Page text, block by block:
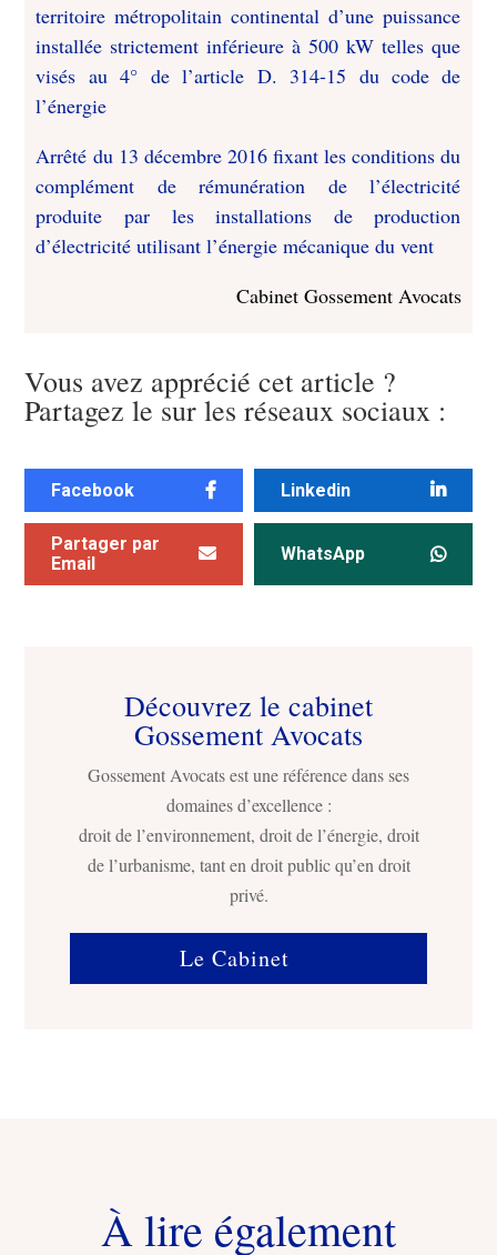
territoire métropolitain continental d’une puissance
installée strictement inférieure à 500 kW telles que
visés au 4° de l’article D. 314-15 du code de
l’énergie
Arrêté du 13 décembre 2016 fixant les conditions du
complément de rémunération de l’électricité
produite par les installations de production
d’électricité utilisant l’énergie mécanique du vent
Cabinet Gossement Avocats
Vous avez apprécié cet article ?
Partagez le sur les réseaux sociaux :
Facebook Linkedin
Partager par
Email
WhatsApp
Découvrez le cabinet
Gossement Avocats
Gossement Avocats est une référence dans ses
domaines d’excellence :
droit de l’environnement, droit de l’énergie, droit
de l’urbanisme, tant en droit public qu’en droit
privé.
Le Cabinet
À lire également